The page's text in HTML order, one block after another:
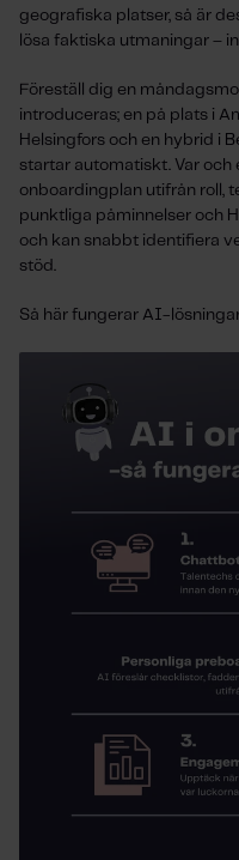
geografiska platser, så är
lösa faktiska utmaningar –
Föreställ dig en
introduceras; en på plats i
Helsingfors och en hybrid i
startar automatiskt. Var och
onboardingplan utifrån roll,
punktliga påminnelser och
och kan snabbt identifiera
stöd.
Så här fungerar AI-